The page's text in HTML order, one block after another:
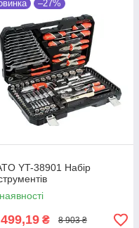
–27%
YT-38901 Набір
₴ 8 903 ₴